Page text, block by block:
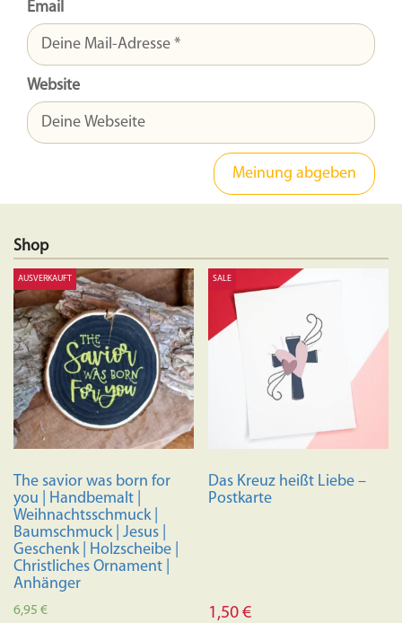
Email
Website
Shop
AUSVERKAUFT
The savior was born for
you | Handbemalt |
Weihnachtsschmuck |
Baumschmuck | Jesus |
Geschenk | Holzscheibe |
Christliches Ornament |
Anhänger
6,95 €
SALE
Das Kreuz heißt Liebe –
Postkarte
1,50€